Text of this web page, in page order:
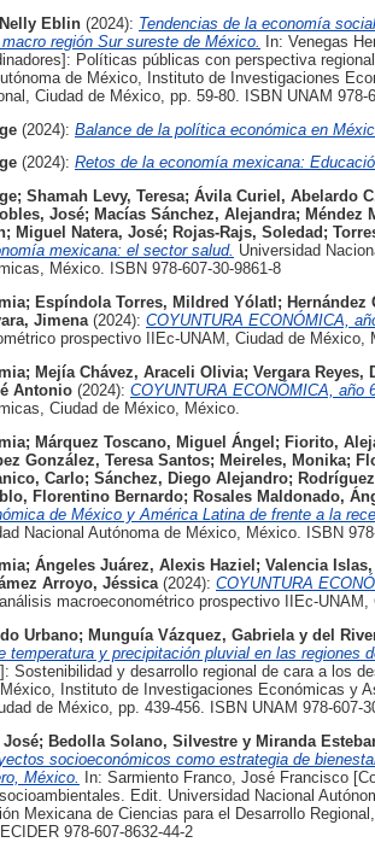
Eblin (2024): Tendencias de la economía
región Sur sureste de México.
In: Venegas
Políticas públicas con perspectiva
de México, Instituto de Investigaciones
Ciudad de México, pp. 59-80. ISBN UNAM 978-
(2024): Balance de la política económica en
(2024): Retos de la economía mexicana:
; Shamah Levy, Teresa; Ávila Curiel, Abelardo
José; Macías Sánchez, Alejandra; Méndez
; Miguel Natera, José; Rojas-Rajs, Soledad ;
mexicana: el sector salud. Universidad
México. ISBN 978-607-30-9861-8
; Espíndola Torres, Mildred Yólatl ; Hernández
Jimena (2024): COYUNTURA ECONÓMICA,
prospectivo IIEc-UNAM, Ciudad de México,
; Mejía Chávez, Araceli Olivia; Vergara Reyes,
Antonio (2024): COYUNTURA ECONÓMICA, año
Ciudad de México, México.
; Márquez Toscano, Miguel Ángel; Fiorito,
González, Teresa Santos; Meireles, Monika;
Carlo; Sánchez, Diego Alejandro;
Florentino Bernardo; Rosales Maldonado,
de México y América Latina de frente a la
Nacional Autónoma de México, México. ISBN
; Ángeles Juárez, Alexis Haziel ; Valencia
Arroyo, Jéssica (2024): COYUNTURA
macroeconométrico prospectivo IIEc-
Urbano; Munguía Vázquez, Gabrielay del
temperatura y precipitación pluvial en las regiones
Sostenibilidad y desarrollo regional de cara a los
Instituto de Investigaciones Económicas y
de México, pp. 439-456. ISBN UNAM 978-607-
José; Bedolla Solano, Silvestre y Miranda
socioeconómicos como estrategia de
México.
In: Sarmiento Franco, José Francisco
Edit. Universidad Nacional
Mexicana de Ciencias para el Desarrollo
978-607-8632-44-2